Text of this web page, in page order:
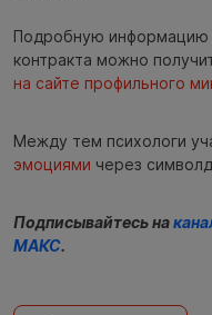
Подробную информацию
контракта можно
на сайте профильного
Между тем психологи
эмоциями через
Подписывайтесь на
МАКС.